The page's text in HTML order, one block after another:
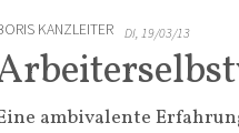
KANZLEITER DI, 19/03/13
ambivalente